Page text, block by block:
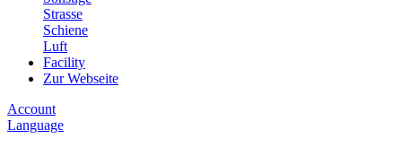
Strasse
Schiene
Luft
Facility
Zur Webseite
Account
Language